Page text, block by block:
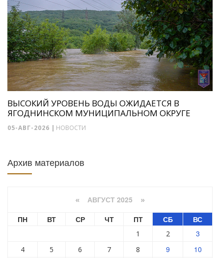
ВЫСОКИЙ УРОВЕНЬ ВОДЫ ОЖИДАЕТСЯ В
ЯГОДНИНСКОМ МУНИЦИПАЛЬНОМ ОКРУГЕ
05-АВГ-2026 | НОВОСТИ
Архив материалов
« АВГУСТ 2025 »
ПН ВТ СР ЧТ ПТ СБ ВС
1 2 3
4 5 6 7 8 9 10